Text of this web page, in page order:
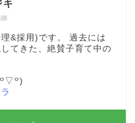
キ
&採用)です。 過去には
てきた、絶賛子育て中の